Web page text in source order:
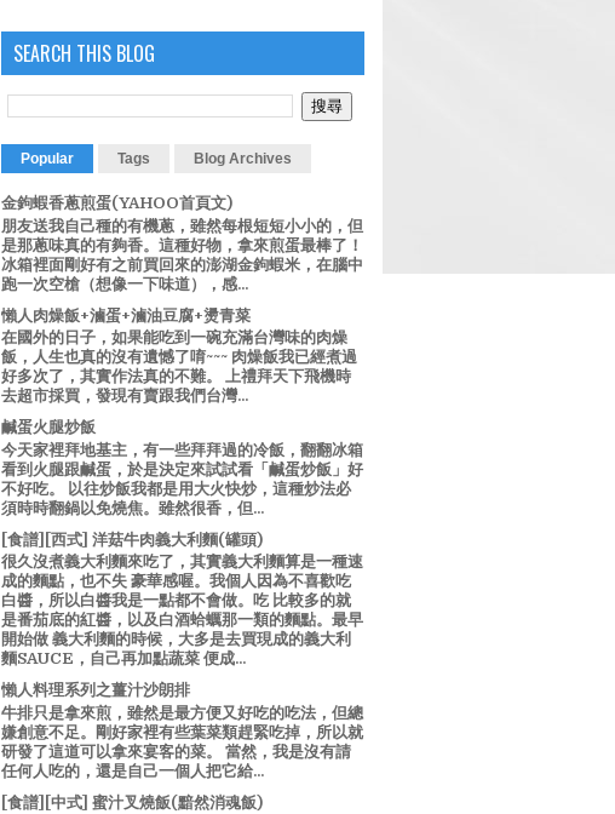
SEARCH THIS BLOG
Popular Tags Blog Archives
金鉤蝦香蔥煎蛋(YAHOO首頁文)
朋友送我自己種的有機蔥，雖然每根短短小小的，但
是那蔥味真的有夠香。這種好物，拿來煎蛋最棒了！
冰箱裡面剛好有之前買回來的澎湖金鉤蝦米，在腦中
跑一次空槍（想像一下味道），感...
懶人肉燥飯+滷蛋+滷油豆腐+燙青菜
在國外的日子，如果能吃到一碗充滿台灣味的肉燥
飯，人生也真的沒有遺憾了唷~~~ 肉燥飯我已經煮過
好多次了，其實作法真的不難。 上禮拜天下飛機時
去超市採買，發現有賣跟我們台灣...
鹹蛋火腿炒飯
今天家裡拜地基主，有一些拜拜過的冷飯，翻翻冰箱
看到火腿跟鹹蛋，於是決定來試試看「鹹蛋炒飯」好
不好吃。 以往炒飯我都是用大火快炒，這種炒法必
須時時翻鍋以免燒焦。雖然很香，但...
[食譜][西式] 洋菇牛肉義大利麵(罐頭)
很久沒煮義大利麵來吃了，其實義大利麵算是一種速
成的麵點，也不失 豪華感喔。我個人因為不喜歡吃
白醬，所以白醬我是一點都不會做。吃 比較多的就
是番茄底的紅醬，以及白酒蛤蠣那一類的麵點。最早
開始做 義大利麵的時候，大多是去買現成的義大利
麵SAUCE，自己再加點蔬菜 便成...
懶人料理系列之薑汁沙朗排
牛排只是拿來煎，雖然是最方便又好吃的吃法，但總
嫌創意不足。剛好家裡有些葉菜類趕緊吃掉，所以就
研發了這道可以拿來宴客的菜。 當然，我是沒有請
任何人吃的，還是自己一個人把它給...
[食譜][中式] 蜜汁叉燒飯(黯然消魂飯)